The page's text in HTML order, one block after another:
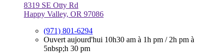
8319 SE Otty Rd
Happy Valley, OR 97086
(971) 801-6294
Ouvert aujourd'hui 10h30 am à 1h pm / 2h pm à
5nbsp;h 30 pm